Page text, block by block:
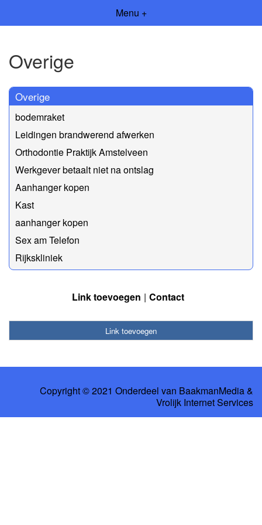
Menu +
Overige
Overige
bodemraket
Leidingen brandwerend afwerken
Orthodontie Praktijk Amstelveen
Werkgever betaalt niet na ontslag
Aanhanger kopen
Kast
aanhanger kopen
Sex am Telefon
Rijkskliniek
Link toevoegen Contact
Link toevoegen
Copyright © 2021 Onderdeel van BaakmanMedia&
Vrolijk Internet Services